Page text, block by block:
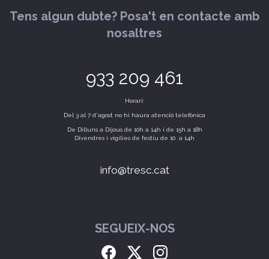
Tens algun dubte? Posa't en contacte amb
nosaltres
933 209 461
Horari:
Del 3 al 7 d'agost no hi haura atenció telefònica
De Dilluns a Dijous de 10h a 14h i de 15h a 18h
Divendres i vigílies de festiu de 10 a 14h
info@tresc.cat
SEGUEIX-NOS